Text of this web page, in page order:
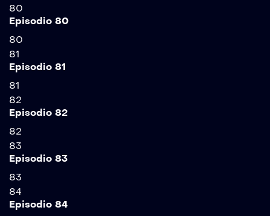
80
Episodio 80
80
81
Episodio 81
81
82
Episodio 82
82
83
Episodio 83
83
84
Episodio 84